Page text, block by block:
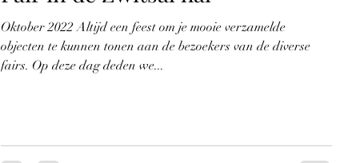
Oktober 2022 Altijd een feest om je mooie verzamelde
objecten te kunnen tonen aan de bezoekers van de diverse
fairs. Op deze dag deden we...